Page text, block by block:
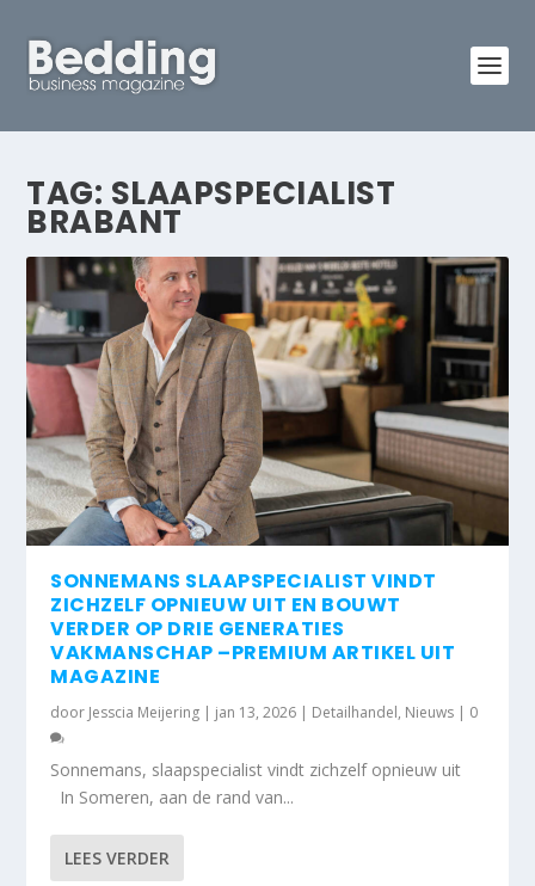
TAG: SLAAPSPECIALIST
BRABANT
SONNEMANS SLAAPSPECIALIST VINDT
ZICHZELF OPNIEUW UIT EN BOUWT
VERDER OP DRIE GENERATIES
VAKMANSCHAP –PREMIUM ARTIKEL UIT
MAGAZINE
door Jesscia Meijering | jan 13, 2026 | Detailhandel, Nieuws | 0
Sonnemans, slaapspecialist vindt zichzelf opnieuw uit
In Someren, aan de rand van...
LEES VERDER